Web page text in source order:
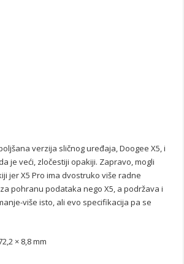
verzija sličnog uređaja, Doogee X5, i
je veći, zločestiji opakiji. Zapravo, mogli
jer X5 Pro ima dvostruko više radne
pohranu podataka nego X5, a podržava i
više isto, ali evo specifikacija pa se
× 8,8 mm